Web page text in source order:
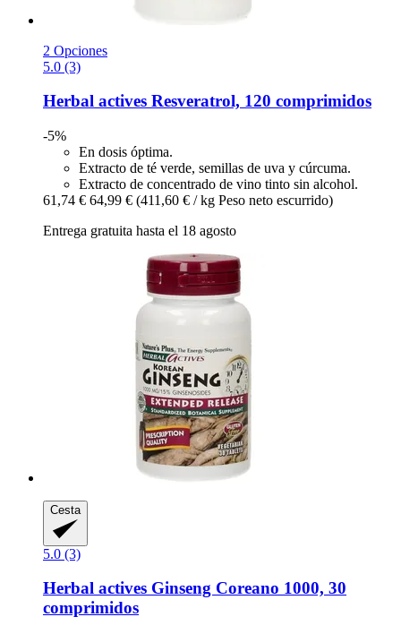
2 Opciones
5.0 (3)
Herbal actives Resveratrol, 120 comprimidos
-5%
En dosis óptima.
Extracto de té verde, semillas de uva y cúrcuma.
Extracto de concentrado de vino tinto sin alcohol.
61,74 € 64,99 € (411,60 € / kg Peso neto escurrido)
Entrega gratuita hasta el 18 agosto
Cesta
5.0 (3)
Herbal actives Ginseng Coreano 1000, 30
comprimidos